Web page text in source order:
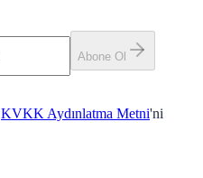
Abone Ol
KVKK Aydınlatma Metni'ni